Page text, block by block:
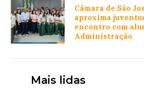
Câmara de São
aproxima
encontro com
Administração
Mais lidas